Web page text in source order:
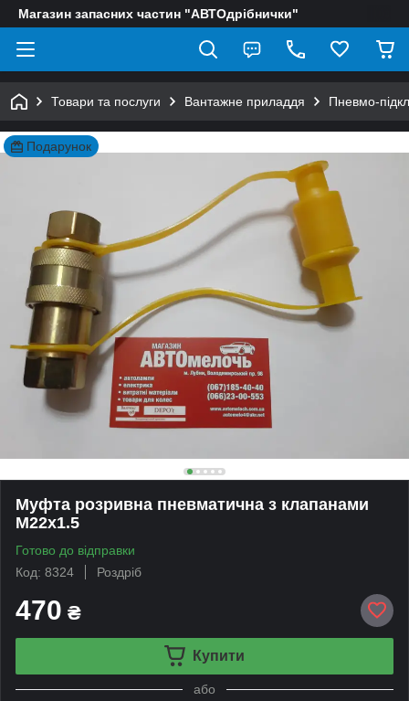
Магазин запасних частин "АВТОдрібнички"
Товари та послуги Вантажне приладдя Пневмо-
Подарунок
Муфта розривна пневматична з клапанами
М22х1.5
Готово до відправки
Код: 8324
Роздріб
470 ₴
Купити
або